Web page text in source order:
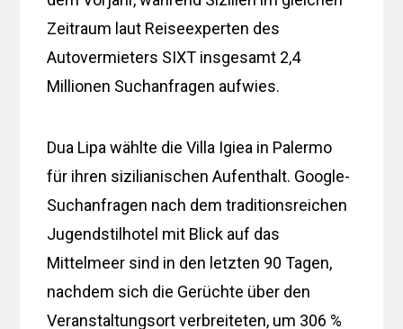
Zeitraum laut Reiseexperten des
Autovermieters SIXT insgesamt 2,4
Millionen Suchanfragen aufwies.
Dua Lipa wählte die Villa Igiea in Palermo
für ihren sizilianischen Aufenthalt. Google-
Suchanfragen nach dem traditionsreichen
Jugendstilhotel mit Blick auf das
Mittelmeer sind in den letzten 90 Tagen,
nachdem sich die Gerüchte über den
Veranstaltungsort verbreiteten, um 306 %